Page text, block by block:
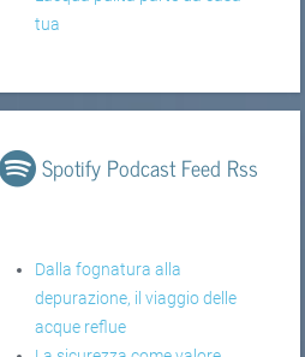
tua
Spotify Podcast Feed Rss
Dalla fognatura alla
depurazione, il viaggio delle
acque reflue